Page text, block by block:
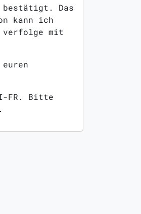
bestätigt. Das
kann ich
verfolge mit
FR. Bitte